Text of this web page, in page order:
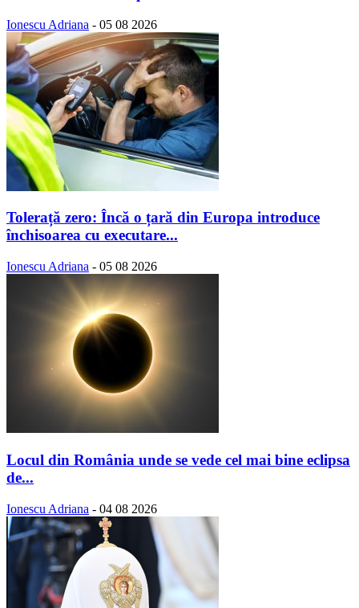
Ionescu Adriana - 05 08 2026
Tolerață zero: Încă o țară din Europa introduce
închisoarea cu executare...
Ionescu Adriana - 05 08 2026
Locul din România unde se vede cel mai bine eclipsa
de...
Ionescu Adriana - 04 08 2026